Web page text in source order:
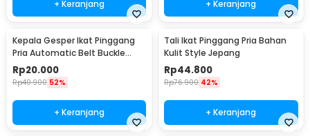
+ Keranjang + Keranjang
Kepala Gesper Ikat Pinggang
Pria Automatic Belt Buckle
Metal Model 4 - 620
Rp20.000
Rp40.900 52%
+ Keranjang
Tali Ikat Pinggang Pria Bahan
Kulit Style Jepang
Rp44.800
Rp76.900 42%
+ Keranjang